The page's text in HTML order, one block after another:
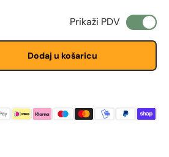
Prikaži PDV
Dodaj u košaricu